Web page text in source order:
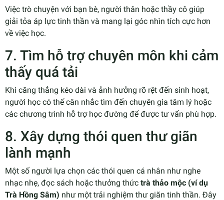
Việc trò chuyện với bạn bè, người thân hoặc thầy cô giúp
giải tỏa áp lực tinh thần và mang lại góc nhìn tích cực hơn
về việc học.
7. Tìm hỗ trợ chuyên môn khi cảm
thấy quá tải
Khi căng thẳng kéo dài và ảnh hưởng rõ rệt đến sinh hoạt,
người học có thể cân nhắc tìm đến chuyên gia tâm lý hoặc
các chương trình hỗ trợ học đường để được tư vấn phù hợp.
8. Xây dựng thói quen thư giãn
lành mạnh
Một số người lựa chọn các thói quen cá nhân như nghe
nhạc nhẹ, đọc sách hoặc thưởng thức trà thảo mộc (ví dụ
Trà Hồng Sâm) như một trải nghiệm thư giãn tinh thần. Đây